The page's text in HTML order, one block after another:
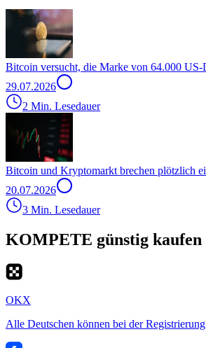
Bitcoin versucht, die Marke von 64.000
29.07.2026
2 Min. Lesedauer
Bitcoin und Kryptomarkt brechen plötzlich
20.07.2026
3 Min. Lesedauer
KOMPETE günstig kaufen
OKX
Alle Deutschen können bei der